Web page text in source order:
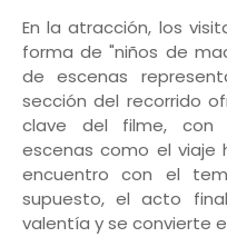
En la atracción, los
forma de "niños de
de escenas
sección del recorrido
clave del filme, con
escenas como el viaje
encuentro con el
supuesto, el acto
valentía y se convierte